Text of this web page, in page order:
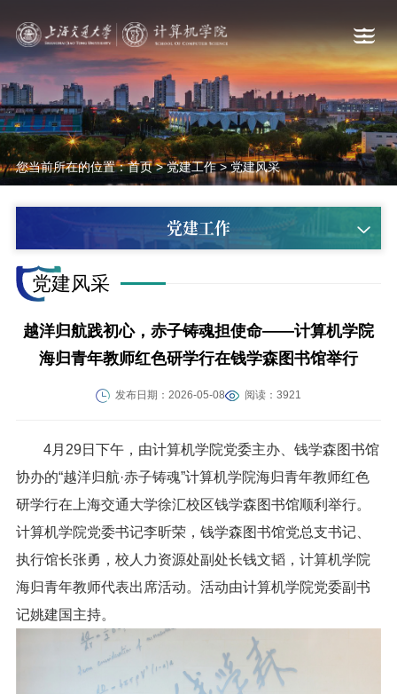
您当前所在的位置：首页>党建工作>党建风采
党建工作
党建风采
越洋归航践初心，赤子铸魂担使命——计算机学院
海归青年教师红色研学行在钱学森图书馆举行
发布日期：2026-05-08 阅读：3921
4月29日下午，由计算机学院党委主办、钱学森图书馆
协办的“越洋归航·赤子铸魂”计算机学院海归青年教师红色
研学行在上海交通大学徐汇校区钱学森图书馆顺利举行。
计算机学院党委书记李昕荣，钱学森图书馆党总支书记、
执行馆长张勇，校人力资源处副处长钱文韬，计算机学院
海归青年教师代表出席活动。活动由计算机学院党委副书
记姚建国主持。